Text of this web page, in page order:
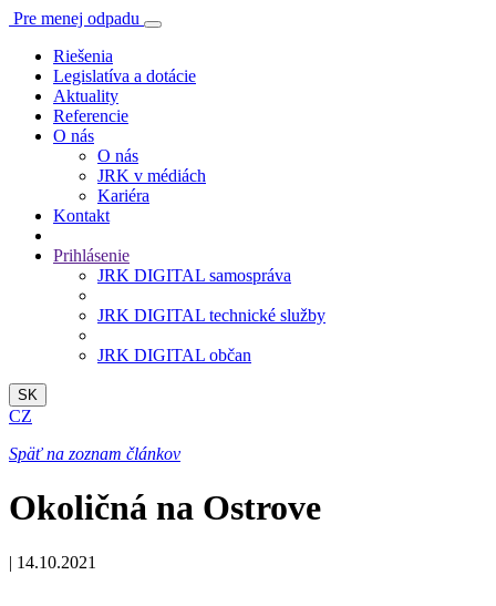
Pre menej odpadu
Riešenia
Legislatíva a dotácie
Aktuality
Referencie
O nás
O nás
JRK v médiách
Kariéra
Kontakt
Prihlásenie
JRK DIGITAL samospráva
JRK DIGITAL technické služby
JRK DIGITAL občan
SK
CZ
Späť na zoznam článkov
Okoličná na Ostrove
| 14.10.2021